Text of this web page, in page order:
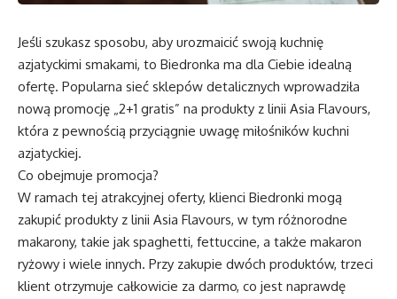
Jeśli szukasz sposobu, aby urozmaicić swoją kuchnię
azjatyckimi smakami, to Biedronka ma dla Ciebie idealną
ofertę. Popularna sieć sklepów detalicznych wprowadziła
nową promocję „2+1 gratis” na produkty z linii Asia Flavours,
która z pewnością przyciągnie uwagę miłośników kuchni
azjatyckiej.
Co obejmuje promocja?
W ramach tej atrakcyjnej oferty, klienci Biedronki mogą
zakupić produkty z linii Asia Flavours, w tym różnorodne
makarony, takie jak spaghetti, fettuccine, a także makaron
ryżowy i wiele innych. Przy zakupie dwóch produktów, trzeci
klient otrzymuje całkowicie za darmo, co jest naprawdę